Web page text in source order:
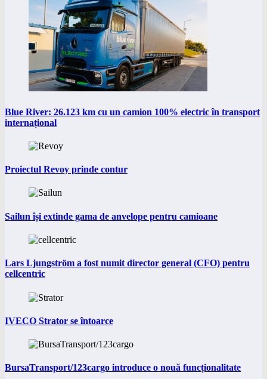
Blue River: 26.123 km cu un camion 100% electric în transport
internațional
Proiectul Revoy prinde contur
Sailun își extinde gama de anvelope pentru camioane
Lars Ljungström a fost numit director general (CFO) pentru
cellcentric
IVECO Strator se întoarce
BursaTransport/123cargo introduce o nouă funcționalitate